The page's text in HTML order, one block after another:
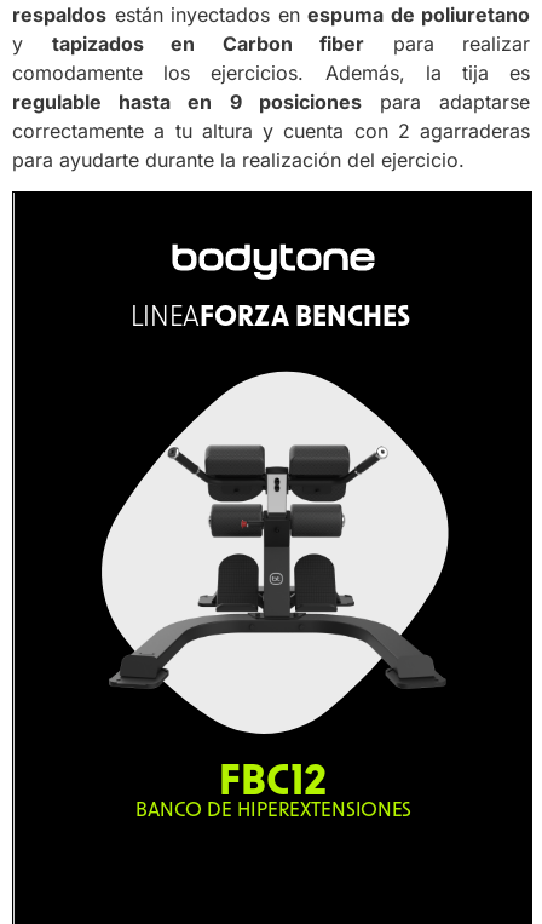
respaldos están inyectados en espuma de poliuretano
y tapizados en Carbon fiber para realizar
comodamente los ejercicios. Además, la tija es
regulable hasta en 9 posicionespara adaptarse
correctamente a tu altura y cuenta con 2 agarraderas
para ayudarte durante la realización del ejercicio.